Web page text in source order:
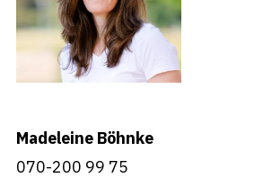
Madeleine Böhnke
070-200 99 75